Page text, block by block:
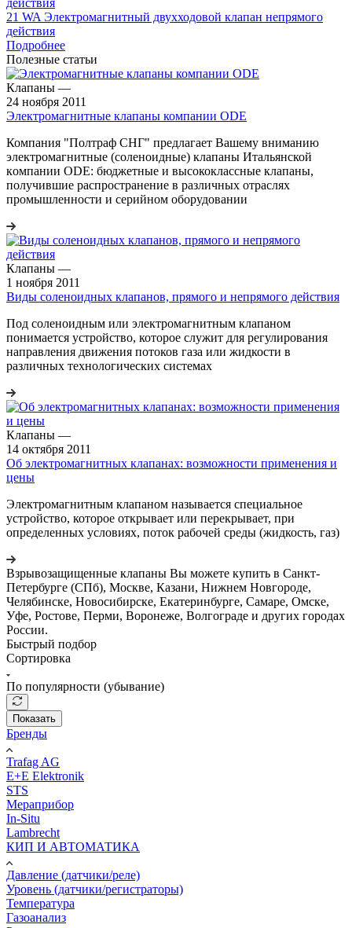
21 WA Электромагнитный двухходовой клапан непрямого
действия
Подробнее
Полезные статьи
Клапаны —
24 ноября 2011
Электромагнитные клапаны компании ODE
Компания "Полтраф СНГ" предлагает Вашему вниманию
электромагнитные (соленоидные) клапаны Итальянской
кoмпании ODE: бюджетные и высококлассные клапаны,
получившие распространение в различных отраслях
промышленности и серийном оборудовании
Клапаны —
1 ноября 2011
Виды соленоидных клапанов, прямого и непрямого действия
Под соленоидным или электромагнитным клапаном
понимается устройство, которое служит для регулирования
направления движения потоков газа или жидкости в
различных технологических системах
Клапаны —
14 октября 2011
Об электромагнитных клапанах: возможности применения и
цены
Электромагнитным клапаном называется специальное
устройство, которое открывает или перекрывает, при
определенных условиях, поток рабочей среды (жидкость, газ)
Взрывозащищенные клапаны Вы можете купить в Санкт-
Петербурге (СПб), Москве, Казани, Нижнем Новгороде,
Челябинске, Новосибирске, Екатеринбурге, Самаре, Омске,
Уфе, Ростове, Перми, Воронеже, Волгограде и других городах
России.
Быстрый подбор
Сортировка
По популярности (убывание)
Показать
Бренды
Trafag AG
E+E Elektronik
STS
Мераприбор
In-Situ
Lambrecht
КИП И АВТОМАТИКА
Давление (датчики/реле)
Уровень (датчики/регистраторы)
Температура
Газоанализ